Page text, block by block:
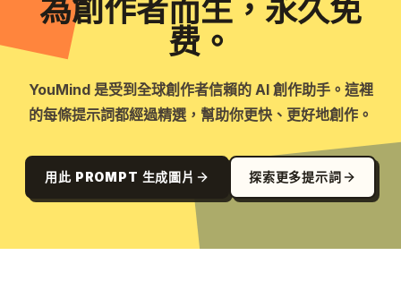
為創作者而生，永久免
费。
YouMind 是受到全球創作者信賴的 AI 創作助手。這裡
的每條提示詞都經過精選，幫助你更快、更好地創作。
用此 PROMPT 生成圖片 探索更多提示詞